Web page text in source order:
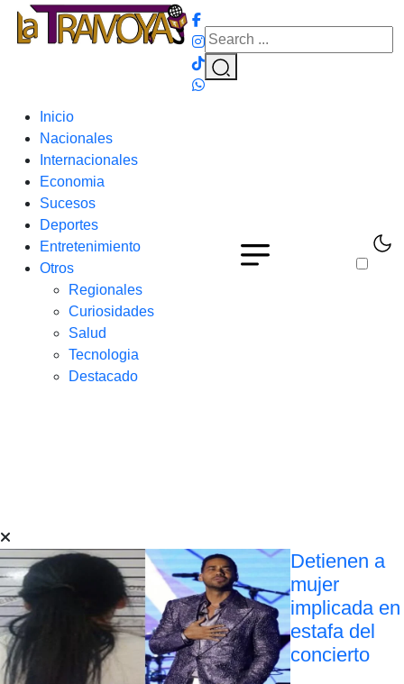
Inicio
Nacionales
Internacionales
Economia
Sucesos
Deportes
Entretenimiento
Otros
Regionales
Curiosidades
Salud
Tecnologia
Destacado
Detienen a
mujer
implicada en
estafa del
concierto